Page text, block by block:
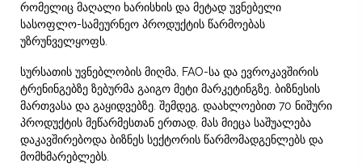
რომელიც მაღალი ხარისხის და მეტად უვნებელი
სასოფლო-სამეურნეო პროდუქტის წარმოებას
უზრუნველყოფს.
სურსათის უვნებლობის მიღმა, FAO-სა და ევროკავშირის
ტრენინგებზე ზებურმა გაიგო მეტი მარკეტინგზე, ბიზნესის
მართვასა და გაყიდვებზე. შემდეგ, დაახლოებით 70 ნიშური
პროდუქტის მეწარმესთან ერთად, მას მიეცა საშუალება
დაკავშირებოდა ბიზნეს სექტორის წარმომადგენლებს და
მომხმარებლებს.